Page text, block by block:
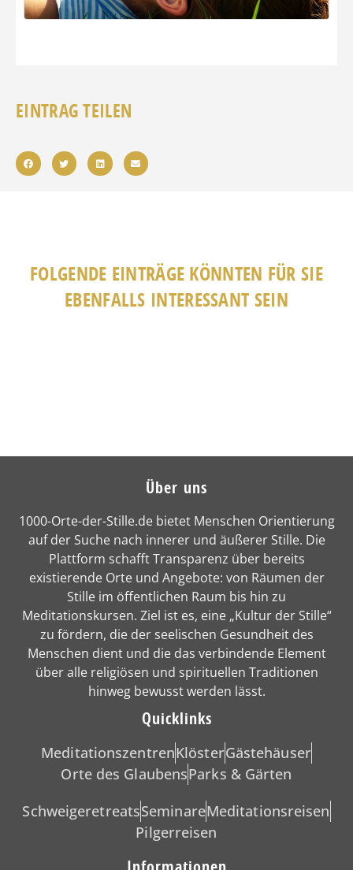
EINTRAG TEILEN
FOLGENDE EINTRÄGE KÖNNTEN FÜR SIE
EBENFALLS INTERESSANT SEIN
Über uns
1000-Orte-der-Stille.de bietet Menschen Orientierung
auf der Suche nach innerer und äußerer Stille. Die
Plattform schafft Transparenz über bereits
existierende Orte und Angebote: von Räumen der
Stille im öffentlichen Raum bis hin zu
Meditationskursen. Ziel ist es, eine „Kultur der Stille“
zu fördern, die der seelischen Gesundheit des
Menschen dient und die das verbindende Element
über alle religiösen und spirituellen Traditionen
hinweg bewusst werden lässt.
Quicklinks
MeditationszentrenKlösterGästehäuser
Orte des GlaubensParks & Gärten
SchweigeretreatsSeminareMeditationsreisen
Pilgerreisen